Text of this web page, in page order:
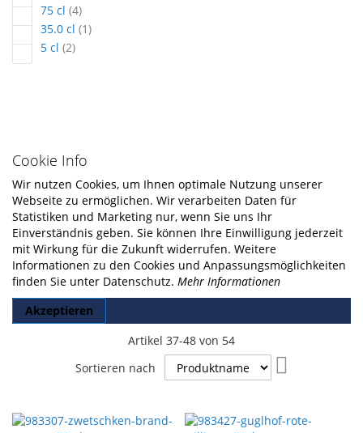
Cookie Info
Wir nutzen Cookies, um Ihnen optimale Nutzung unserer
Webseite zu ermöglichen. Wir verarbeiten Daten für
Statistiken und Marketing nur, wenn Sie uns Ihr
Einverständnis geben. Sie können Ihre Einwilligung jederzeit
mit Wirkung für die Zukunft widerrufen. Weitere
Informationen zu den Cookies und Anpassungsmöglichkeiten
finden Sie unter Datenschutz. Mehr Informationen
Akzeptieren
Artikel 37-48 von 54
Sortieren nach
75 cl 4Artikel
35.0 cl 1Artikel
5 cl 2Artikel